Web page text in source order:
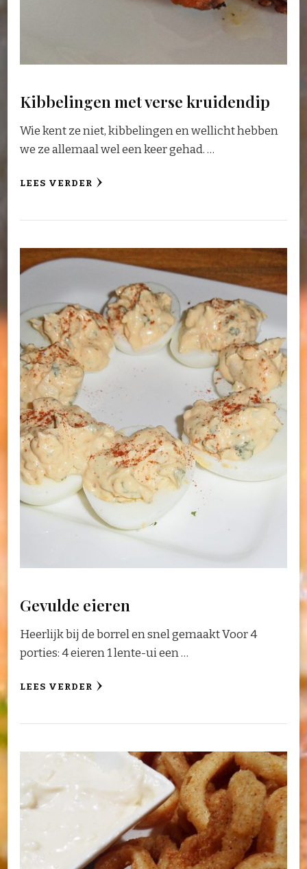
Kibbelingen met verse kruidendip
Wie kent ze niet, kibbelingen en wellicht hebben
we ze allemaal wel een keer gehad. …
LEES VERDER
Gevulde eieren
Heerlijk bij de borrel en snel gemaakt Voor 4
porties: 4 eieren 1 lente-ui een …
LEES VERDER